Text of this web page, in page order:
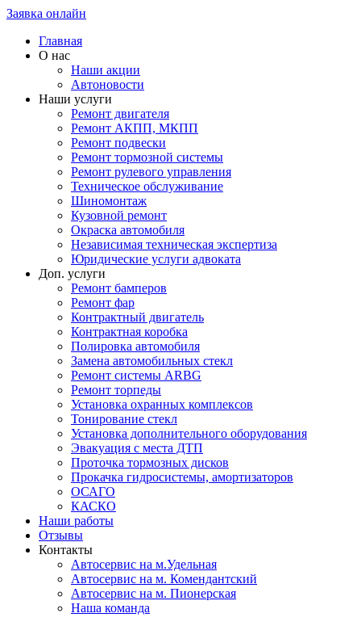
Заявка онлайн
Главная
О нас
Наши акции
Автоновости
Наши услуги
Ремонт двигателя
Ремонт АКПП, МКПП
Ремонт подвески
Ремонт тормозной системы
Ремонт рулевого управления
Техническое обслуживание
Шиномонтаж
Кузовной ремонт
Окраска автомобиля
Независимая техническая экспертиза
Юридические услуги адвоката
Доп. услуги
Ремонт бамперов
Ремонт фар
Контрактный двигатель
Контрактная коробка
Полировка автомобиля
Замена автомобильных стекл
Ремонт системы ARBG
Ремонт торпеды
Установка охранных комплексов
Тонирование стекл
Установка дополнительного оборудования
Эвакуация с места ДТП
Проточка тормозных дисков
Прокачка гидросистемы, амортизаторов
ОСАГО
КАСКО
Наши работы
Отзывы
Контакты
Автосервис на м.Удельная
Автосервис на м. Комендантский
Автосервис на м. Пионерская
Наша команда